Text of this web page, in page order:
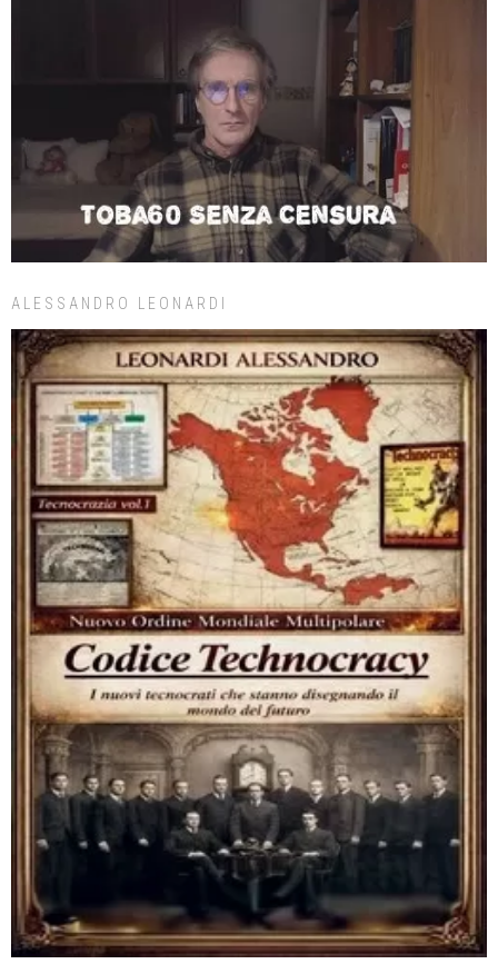
ALESSANDRO LEONARDI